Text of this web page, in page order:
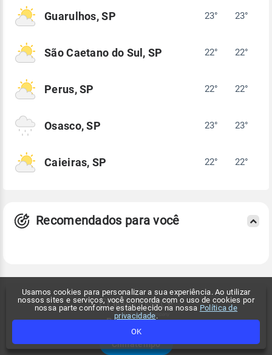
Usamos cookies para personalizar a sua experiência. Ao utilizar
nossos sites e serviços, você concorda com o uso de cookies por
nossa parte conforme estabelecido na nossa Política de
privacidade.
OK
Guarulhos, SP 23° 23°
São Caetano do Sul, SP 22° 22°
Perus, SP 22° 22°
Osasco, SP 23° 23°
Caieiras, SP 22° 22°
Recomendados para você
Baixe os apps
Climatempo